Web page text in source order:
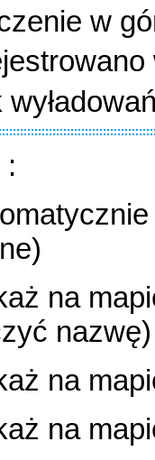
w
:
na
nazwę)
na
na